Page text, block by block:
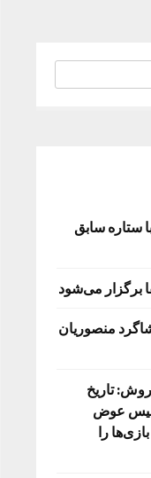
ستاره سابق
برگزار می‌شود
منصوریان
تاریخ
عوض
را